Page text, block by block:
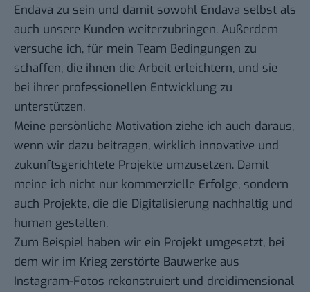
Endava zu sein und damit sowohl Endava selbst als
auch unsere Kunden weiterzubringen. Außerdem
versuche ich, für mein Team Bedingungen zu
schaffen, die ihnen die Arbeit erleichtern, und sie
bei ihrer professionellen Entwicklung zu
unterstützen.
Meine persönliche Motivation ziehe ich auch daraus,
wenn wir dazu beitragen, wirklich innovative und
zukunftsgerichtete Projekte umzusetzen. Damit
meine ich nicht nur kommerzielle Erfolge, sondern
auch Projekte, die die Digitalisierung nachhaltig und
human gestalten.
Zum Beispiel haben wir ein Projekt umgesetzt, bei
dem wir im Krieg zerstörte Bauwerke aus
Instagram-Fotos rekonstruiert und dreidimensional